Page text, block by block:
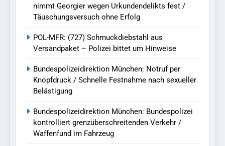
nimmt Georgier wegen Urkundendelikts fest /
Täuschungsversuch ohne Erfolg
POL-MFR: (727) Schmuckdiebstahl aus
Versandpaket – Polizei bittet um Hinweise
Bundespolizeidirektion München: Notruf per
Knopfdruck / Schnelle Festnahme nach sexueller
Belästigung
Bundespolizeidirektion München: Bundespolizei
kontrolliert grenzüberschreitenden Verkehr /
Waffenfund im Fahrzeug